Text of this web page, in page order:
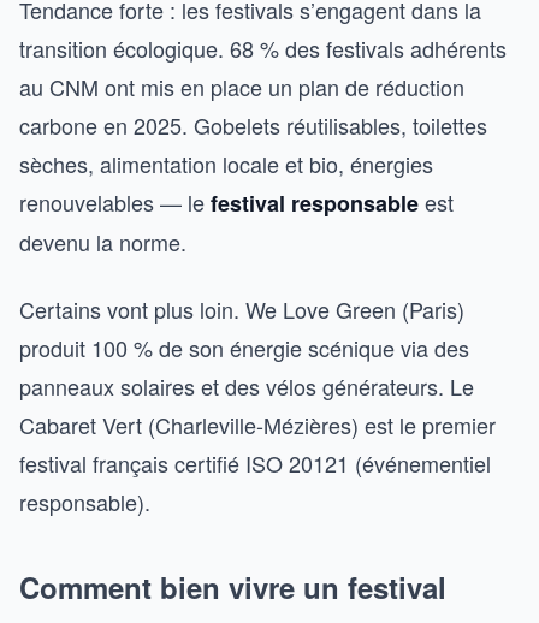
Tendance forte : les festivals s’engagent dans la
transition écologique. 68 % des festivals adhérents
au CNM ont mis en place un plan de réduction
carbone en 2025. Gobelets réutilisables, toilettes
sèches, alimentation locale et bio, énergies
renouvelables — lefestival responsableest
devenu la norme.
Certains vont plus loin. We Love Green (Paris)
produit 100 % de son énergie scénique via des
panneaux solaires et des vélos générateurs. Le
Cabaret Vert (Charleville-Mézières) est le premier
festival français certifié ISO 20121 (événementiel
responsable).
Comment bien vivre un festival